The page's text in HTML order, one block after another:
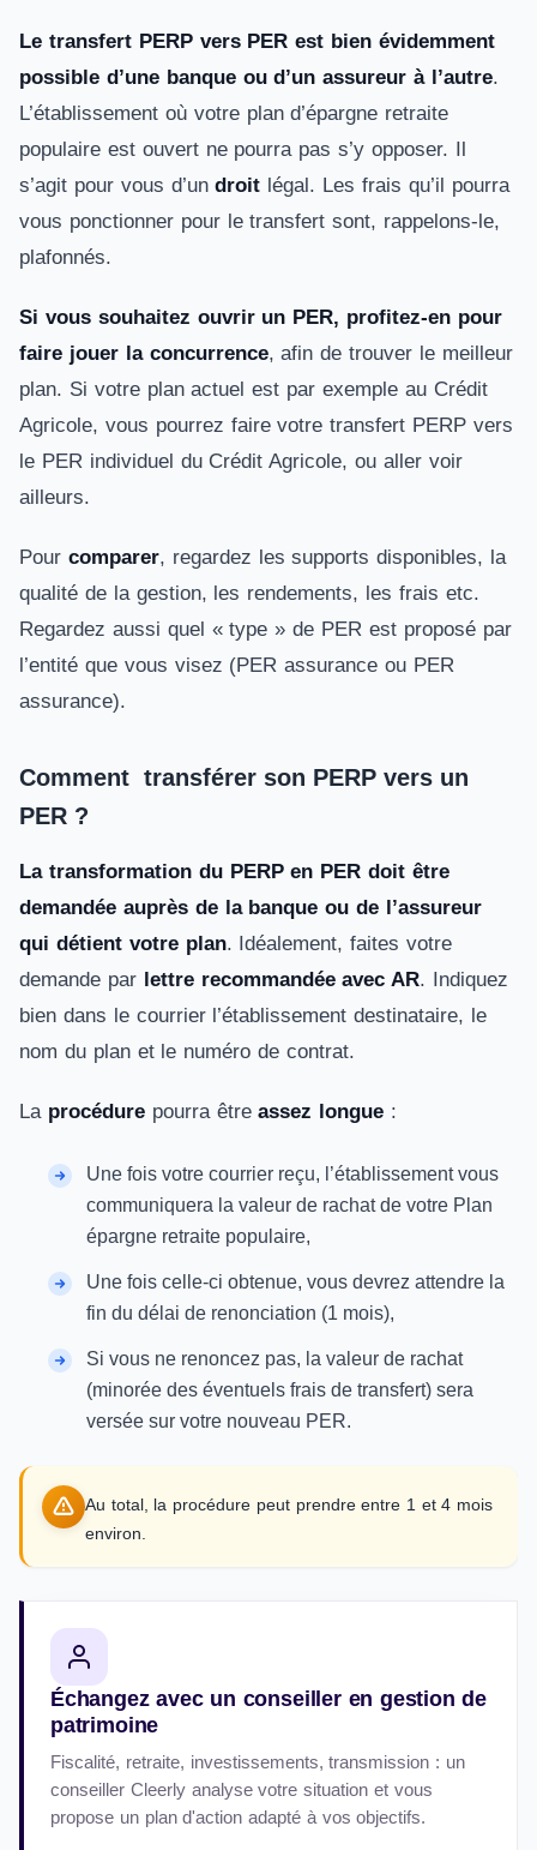
Le transfert PERP vers PER est bien évidemment
possible d’une banque ou d’un assureur à l’autre.
L’établissement où votre plan d’épargne retraite
populaire est ouvert ne pourra pas s’y opposer. Il
s’agit pour vous d’undroit légal. Les frais qu’il pourra
vous ponctionner pour le transfert sont, rappelons-le,
plafonnés.
Si vous souhaitez ouvrir un PER, profitez-en pour
faire jouer la concurrence, afin de trouver le meilleur
plan. Si votre plan actuel est par exemple au Crédit
Agricole, vous pourrez faire votre transfert PERP vers
le PER individuel du Crédit Agricole, ou aller voir
ailleurs.
Pour comparer, regardez les supports disponibles, la
qualité de la gestion, les rendements, les frais etc.
Regardez aussi quel « type » de PER est proposé par
l’entité que vous visez (PER assurance ou PER
assurance).
Comment transférer son PERP vers un
PER ?
La transformation du PERP en PER doit être
demandée auprès de la banque ou de l’assureur
qui détient votre plan. Idéalement, faites votre
demande par lettre recommandée avec AR. Indiquez
bien dans le courrier l’établissement destinataire, le
nom du plan et le numéro de contrat.
La procédurepourra êtreassez longue :
Une fois votre courrier reçu, l’établissement vous
communiquera la valeur de rachat de votre Plan
épargne retraite populaire,
Une fois celle-ci obtenue, vous devrez attendre la
fin du délai de renonciation (1 mois),
Si vous ne renoncez pas, la valeur de rachat
(minorée des éventuels frais de transfert) sera
versée sur votre nouveau PER.
Au total, la procédure peut prendre entre 1 et 4 mois
environ.
Échangez avec un conseiller en gestion de
patrimoine
Fiscalité, retraite, investissements, transmission : un
conseiller Cleerly analyse votre situation et vous
propose un plan d'action adapté à vos objectifs.